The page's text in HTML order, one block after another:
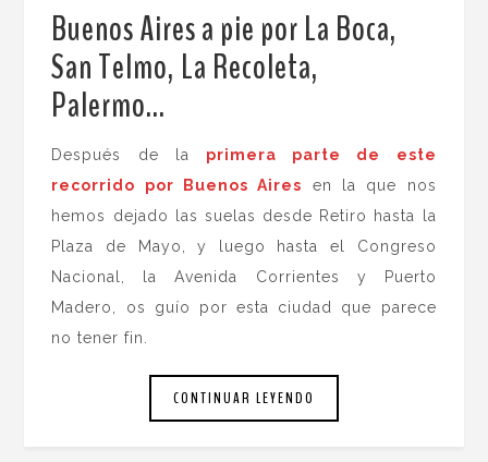
Buenos Aires a pie por La Boca,
San Telmo, La Recoleta,
Palermo…
Después de la primera parte de este
recorrido por Buenos Aires en la que nos
hemos dejado las suelas desde Retiro hasta la
Plaza de Mayo, y luego hasta el Congreso
Nacional, la Avenida Corrientes y Puerto
Madero, os guío por esta ciudad que parece
no tener fin.
CONTINUAR LEYENDO